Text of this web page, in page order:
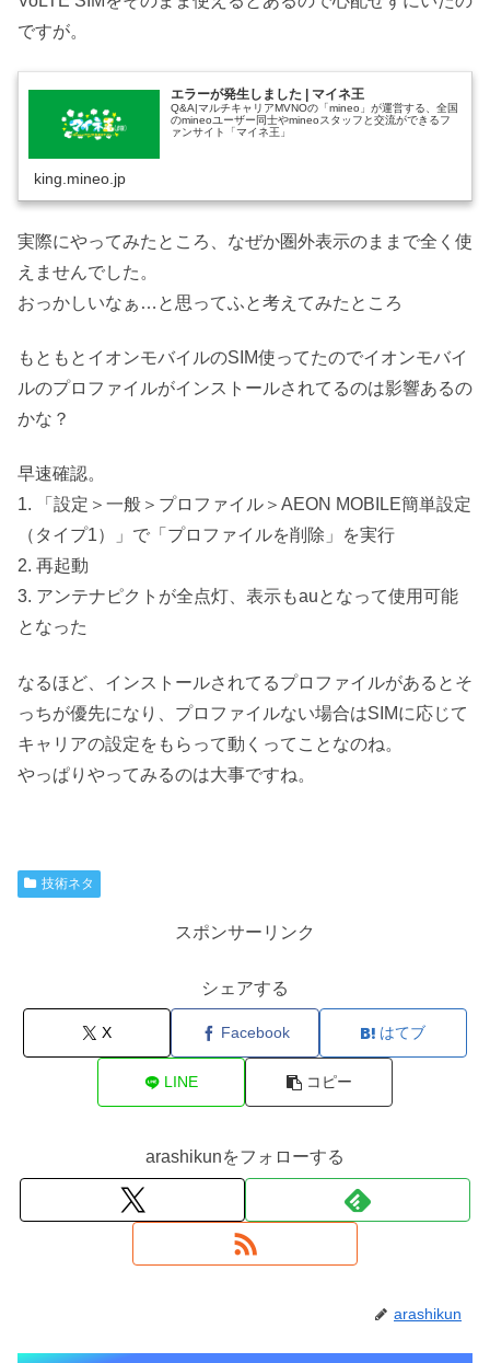
ですが。
エラーが発生しました | マイネ王
Q&A|マルチキャリアMVNOの「mineo」が運営する、全国
のmineoユーザー同士やmineoスタッフと交流ができるフ
ァンサイト「マイネ王」
king.mineo.jp
実際にやってみたところ、なぜか圏外表示のままで全く使
えませんでした。
おっかしいなぁ…と思ってふと考えてみたところ
もともとイオンモバイルのSIM使ってたのでイオンモバイ
ルのプロファイルがインストールされてるのは影響あるの
かな？
早速確認。
1. 「設定＞一般＞プロファイル＞AEON MOBILE簡単設定
（タイプ1）」で「プロファイルを削除」を実行
2. 再起動
3. アンテナピクトが全点灯、表示もauとなって使用可能
となった
なるほど、インストールされてるプロファイルがあるとそ
っちが優先になり、プロファイルない場合はSIMに応じて
キャリアの設定をもらって動くってことなのね。
やっぱりやってみるのは大事ですね。
技術ネタ
スポンサーリンク
シェアする
X Facebook はてブ
LINE コピー
arashikunをフォローする
arashikun